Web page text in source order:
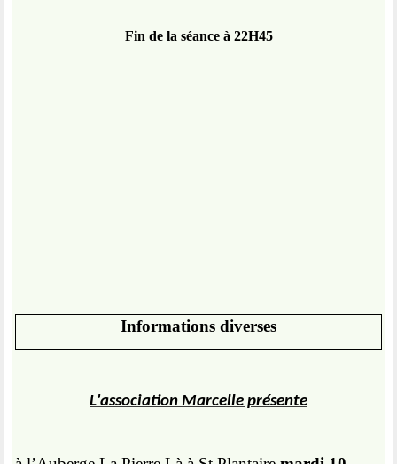
Fin de la séance à 22H45
Informations diverses
L'association Marcelle présente